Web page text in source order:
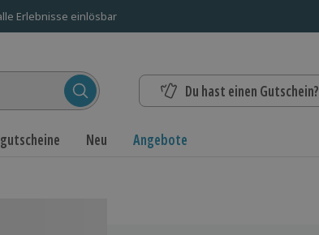
Erlebnisse einlösbar
Du hast einen Gutschein?
Neu Angebote